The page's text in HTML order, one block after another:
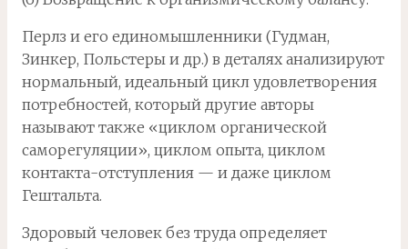
Перлз и его единомышленники (Гудман,
Зинкер, Польстеры и др.) в деталях анализируют
нормальный, идеальный цикл удовлетворения
потребностей, который другие авторы
называют также «циклом органической
саморегуляции», циклом опыта, циклом
контакта-отступления — и даже циклом
Гештальта.
Здоровый человек без труда определяет